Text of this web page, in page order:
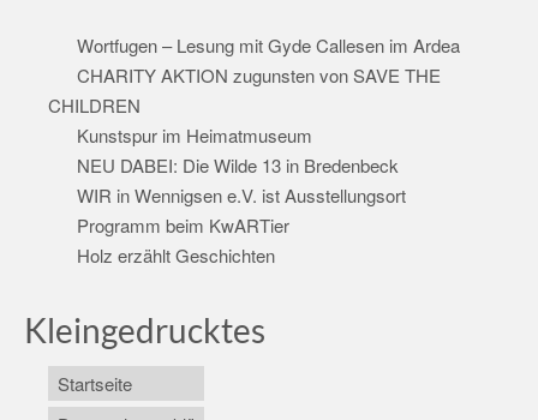
Wortfugen – Lesung mit Gyde Callesen im Ardea
CHARITY AKTION zugunsten von SAVE THE
CHILDREN
Kunstspur im Heimatmuseum
NEU DABEI: Die Wilde 13 in Bredenbeck
WIR in Wennigsen e.V. ist Ausstellungsort
Programm beim KwARTier
Holz erzählt Geschichten
Kleingedrucktes
Startseite